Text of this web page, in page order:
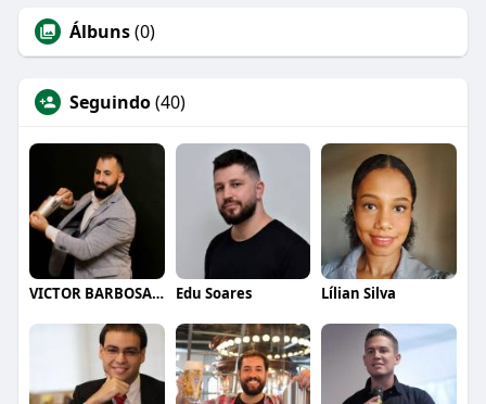
Álbuns(0)
Seguindo(40)
VICTOR BARBOSA QUARANTA Edu Soares Lílian Silva